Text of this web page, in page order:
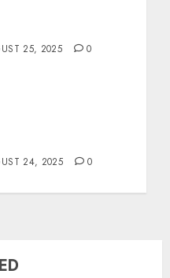
25, 2025 0
24, 2025 0